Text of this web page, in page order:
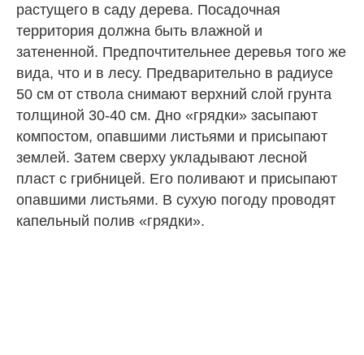
растущего в саду дерева. Посадочная
территория должна быть влажной и
затененной. Предпочтительнее деревья того же
вида, что и в лесу. Предварительно в радиусе
50 см от ствола снимают верхний слой грунта
толщиной 30-40 см. Дно «грядки» засыпают
компостом, опавшими листьями и присыпают
землей. Затем сверху укладывают лесной
пласт с грибницей. Его поливают и присыпают
опавшими листьями. В сухую погоду проводят
капельный полив «грядки».